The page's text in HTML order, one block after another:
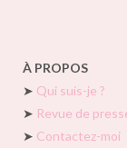
À PROPOS
➤ Qui suis-je ?
➤ Revue de
➤ Contactez-moi